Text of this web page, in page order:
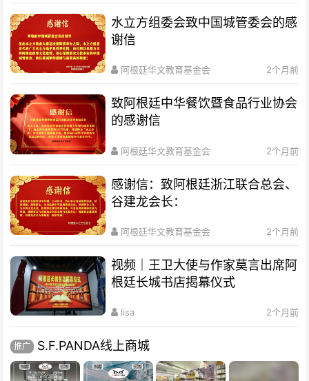
水立方组委会致中国城管委会的感
谢信
阿根廷华文教育基金会 2个月前
致阿根廷中华餐饮暨食品行业协会
的感谢信
阿根廷华文教育基金会 2个月前
感谢信：致阿根廷浙江联合总会、
谷建龙会长：
阿根廷华文教育基金会 2个月前
视频｜王卫大使与作家莫言出席阿
根廷长城书店揭幕仪式
lisa 2个月前
推广 S.F.PANDA线上商城